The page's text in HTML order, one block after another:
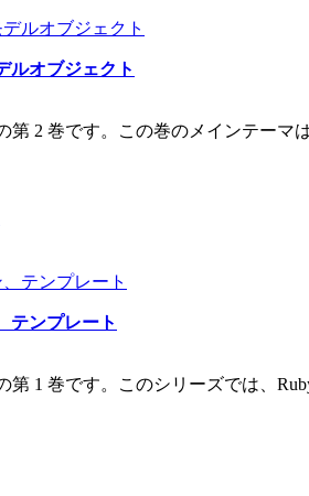
ルオブジェクト
第 2 巻です。この巻のメインテー
テンプレート
第 1 巻です。このシリーズでは、